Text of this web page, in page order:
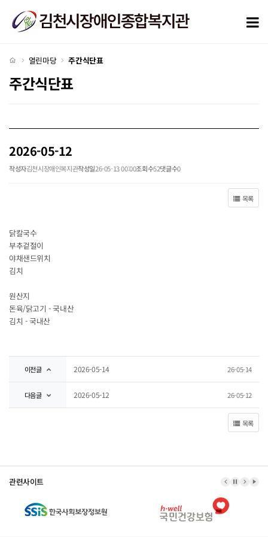
처음으로
열린마당 주간식단표
주간식단표
2026-05-12
작성자김천시장애인복지관작성일26-05-13 00:00조회수52댓글수0
목록
닭칼국수
부추겉절이
야채샌드위치
김치
원산지
돈육/닭고기 - 국내산
김치 - 국내산
이전글 2026-05-14 26-05-14
다음글 2026-05-12 26-05-12
목록
관련사이트 이전 배너
배너 정지
다음배